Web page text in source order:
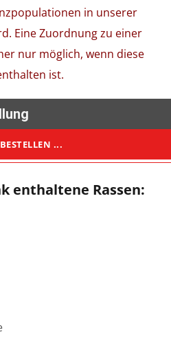
in unserer
Eine Zuordnung zu einer
nur möglich, wenn diese
ist.
...
enthaltene Rassen: